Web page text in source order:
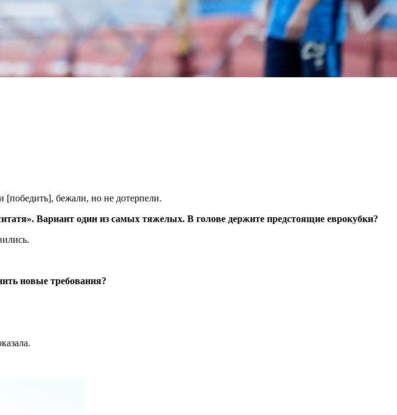
[победить], бежали, но не дотерпели.
Вариант один из самых тяжелых. В голове держите предстоящие еврокубки?
новые требования?